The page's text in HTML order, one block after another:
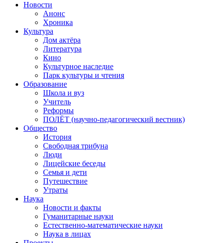
Новости
Анонс
Хроника
Культура
Дом актёра
Литература
Кино
Культурное наследие
Парк культуры и чтения
Образование
Школа и вуз
Учитель
Реформы
ПОЛЁТ (научно-педагогический вестник)
Общество
История
Свободная трибуна
Люди
Лицейские беседы
Семья и дети
Путешествие
Утраты
Наука
Новости и факты
Гуманитарные науки
Естественно-математические науки
Наука в лицах